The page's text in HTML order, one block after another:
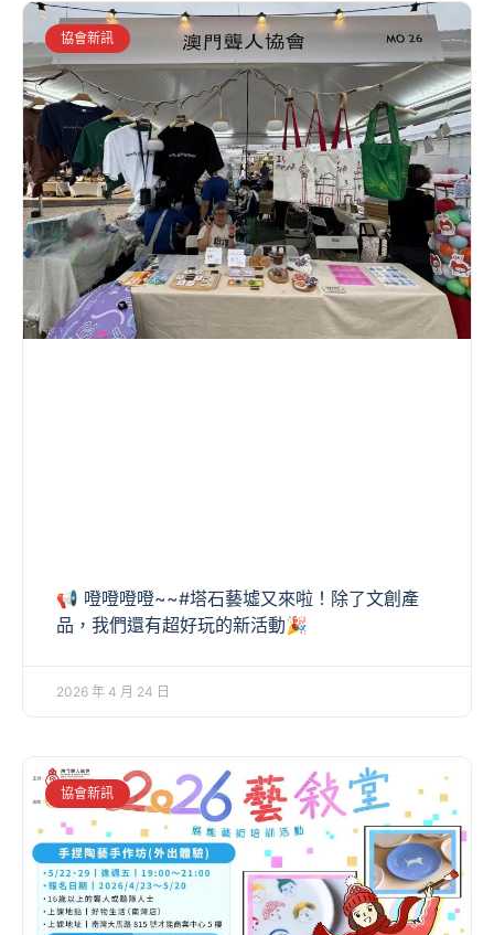
協會新訊
📢 噔噔噔噔~~#塔石藝墟又來啦！除了文創產
品，我們還有超好玩的新活動🎉
2026 年 4 月 24 日
協會新訊